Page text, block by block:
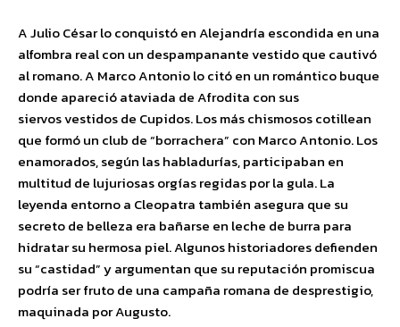
A Julio César lo conquistó en Alejandría escondida en una
alfombra real con un despampanante vestido que cautivó
al romano. A Marco Antonio lo citó en un romántico buque
donde apareció ataviada de Afrodita con sus
siervos vestidos de Cupidos. Los más chismosos cotillean
que formó un club de “borrachera” con Marco Antonio. Los
enamorados, según las habladurías, participaban en
multitud de lujuriosas orgías regidas por la gula. La
leyenda entorno a Cleopatra también asegura que su
secreto de belleza era bañarse en leche de burra para
hidratar su hermosa piel. Algunos historiadores defienden
su “castidad” y argumentan que su reputación promiscua
podría ser fruto de una campaña romana de desprestigio,
maquinada por Augusto.